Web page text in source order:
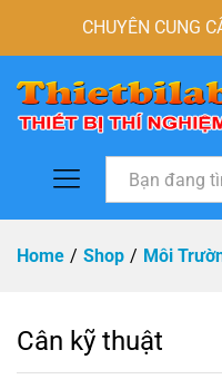
CHUYÊN CUNG
Home / Shop / Môi
Cân kỹ thuật